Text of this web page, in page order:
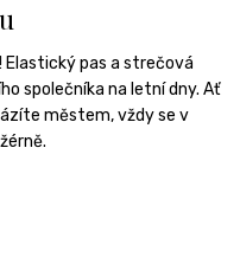
Elastický pas a strečová
společníka na letní dny. Ať
městem, vždy se v